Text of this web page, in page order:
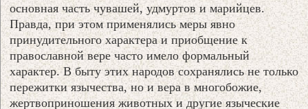
основная часть чувашей, удмуртов и марийцев.
Правда, при этом применялись меры явно
принудительного характера и приобщение к
православной вере часто имело формальный
характер. В быту этих народов сохранялись не только
пережитки язычества, но и вера в многобожие,
жертвоприношения животных и другие языческие